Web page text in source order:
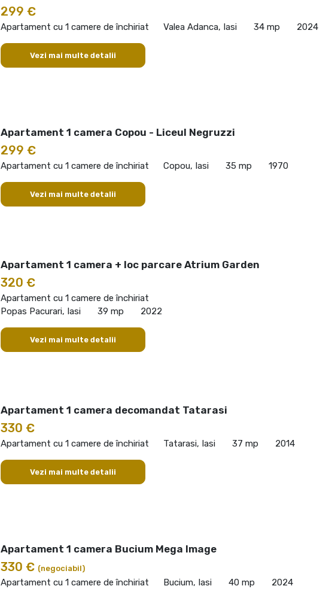
299 €
Apartament cu 1 camere de închiriat Valea Adanca, Iasi 34 mp 2024
Vezi mai multe detalii
Apartament 1 camera Copou - Liceul Negruzzi
299 €
Apartament cu 1 camere de închiriat Copou, Iasi 35 mp 1970
Vezi mai multe detalii
Apartament 1 camera + loc parcare Atrium Garden
320 €
Apartament cu 1 camere de închiriat
Popas Pacurari, Iasi
39 mp 2022
Vezi mai multe detalii
Apartament 1 camera decomandat Tatarasi
330 €
Apartament cu 1 camere de închiriat Tatarasi, Iasi 37 mp 2014
Vezi mai multe detalii
Apartament 1 camera Bucium Mega Image
330 € (negociabil)
Apartament cu 1 camere de închiriat Bucium, Iasi 40 mp 2024